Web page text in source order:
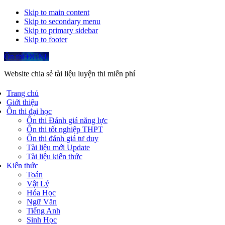
Skip to main content
Skip to secondary menu
Skip to primary sidebar
Skip to footer
Ôn thi ĐGNL
Website chia sẻ tài liệu luyện thi miễn phí
Trang chủ
Giới thiệu
Ôn thi đại học
Ôn thi Đánh giá năng lực
Ôn thi tốt nghiệp THPT
Ôn thi đánh giá tư duy
Tài liệu mới Update
Tài liệu kiến thức
Kiến thức
Toán
Vật Lý
Hóa Học
Ngữ Văn
Tiếng Anh
Sinh Học